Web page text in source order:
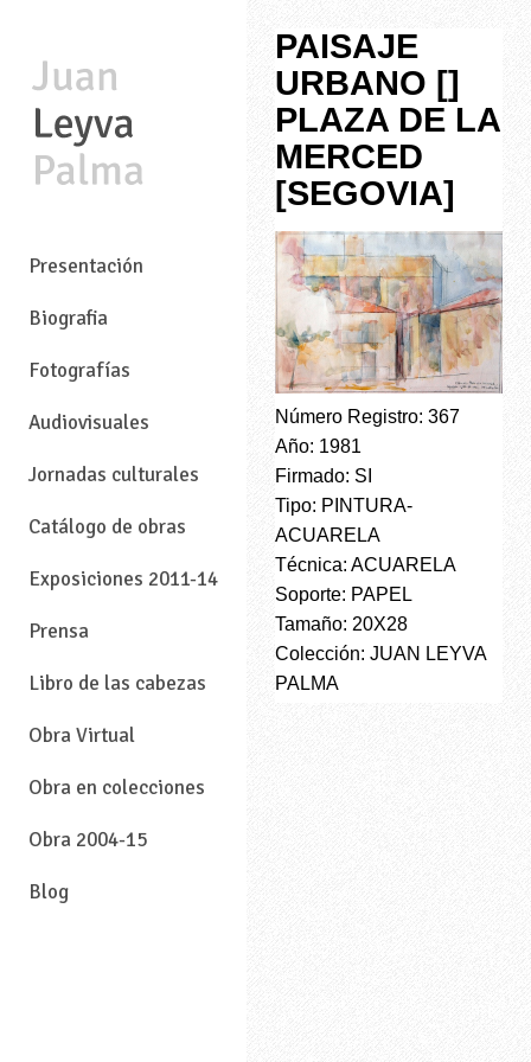
Presentación
Biografia
Fotografías
Audiovisuales
Jornadas culturales
Catálogo de obras
Exposiciones 2011-14
Prensa
Libro de las cabezas
Obra Virtual
Obra en colecciones
Obra 2004-15
Blog
PAISAJE
URBANO []
PLAZA DE LA
MERCED
[SEGOVIA]
Número Registro: 367
Año: 1981
Firmado: SI
Tipo: PINTURA-
ACUARELA
Técnica: ACUARELA
Soporte: PAPEL
Tamaño: 20X28
Colección: JUAN LEYVA
PALMA